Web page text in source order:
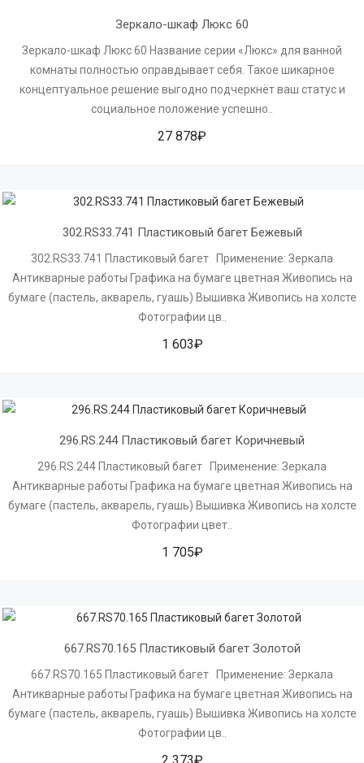
Зеркало-шкаф Люкс 60
Зеркало-шкаф Люкс 60 Название серии «Люкс» для ванной
комнаты полностью оправдывает себя. Такое шикарное
концептуальное решение выгодно подчеркнёт ваш статус и
социальное положение успешно..
27 878₽
302.RS33.741 Пластиковый багет Бежевый
302.RS33.741 Пластиковый багет Применение: Зеркала
Антикварные работы Графика на бумаге цветная Живопись на
бумаге (пастель, акварель, гуашь) Вышивка Живопись на холсте
Фотографии цв..
1 603₽
296.RS.244 Пластиковый багет Коричневый
296.RS.244 Пластиковый багет Применение: Зеркала
Антикварные работы Графика на бумаге цветная Живопись на
бумаге (пастель, акварель, гуашь) Вышивка Живопись на холсте
Фотографии цвет..
1 705₽
667.RS70.165 Пластиковый багет Золотой
667.RS70.165 Пластиковый багет Применение: Зеркала
Антикварные работы Графика на бумаге цветная Живопись на
бумаге (пастель, акварель, гуашь) Вышивка Живопись на холсте
Фотографии цв..